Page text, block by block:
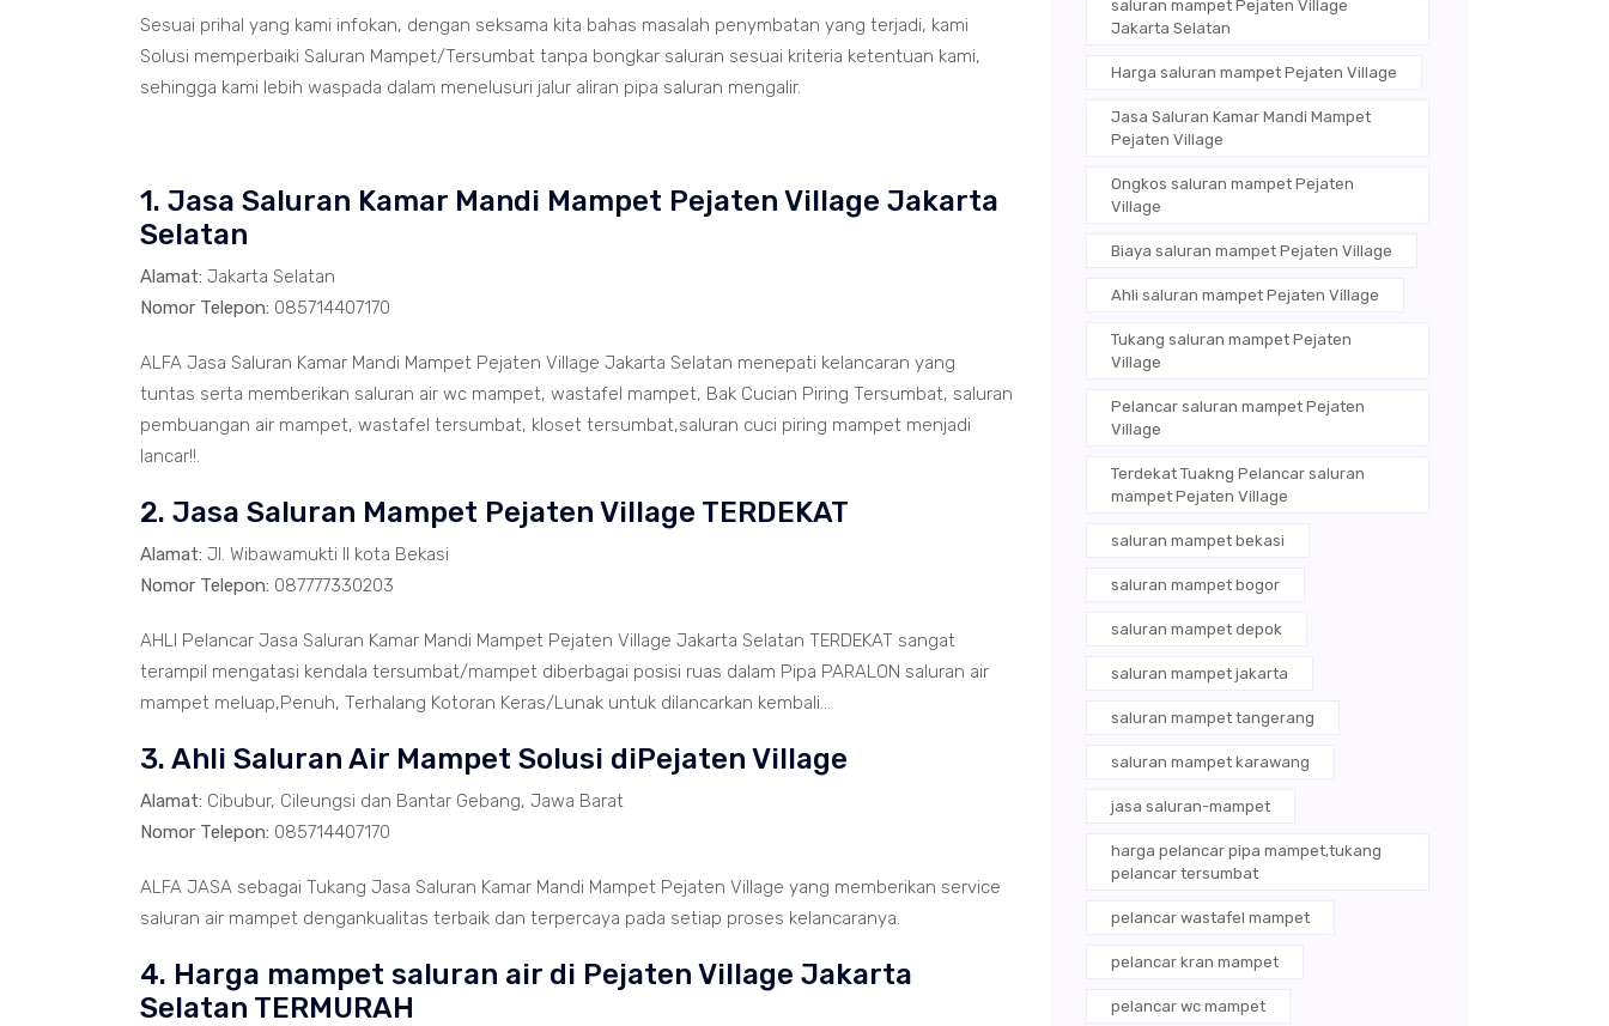
Sesuai prihal yang kami infokan, dengan seksama kita bahas masalah penymbatan yang terjadi, kami
Solusi memperbaiki Saluran Mampet/Tersumbat tanpa bongkar saluran sesuai kriteria ketentuan kami,
sehingga kami lebih waspada dalam menelusuri jalur aliran pipa saluran mengalir.
1. Jasa Saluran Kamar Mandi Mampet Pejaten Village Jakarta
Selatan
Alamat: Jakarta Selatan
Nomor Telepon: 085714407170
ALFA Jasa Saluran Kamar Mandi Mampet Pejaten Village Jakarta Selatan menepati kelancaran yang
tuntas serta memberikan saluran air wc mampet, wastafel mampet, Bak Cucian Piring Tersumbat, saluran
pembuangan air mampet, wastafel tersumbat, kloset tersumbat,saluran cuci piring mampet menjadi
lancar!!.
2. Jasa Saluran Mampet Pejaten Village TERDEKAT
Alamat: Jl. Wibawamukti II kota Bekasi
Nomor Telepon: 087777330203
AHLI Pelancar Jasa Saluran Kamar Mandi Mampet Pejaten Village Jakarta Selatan TERDEKAT sangat
terampil mengatasi kendala tersumbat/mampet diberbagai posisi ruas dalam Pipa PARALON saluran air
mampet meluap,Penuh, Terhalang Kotoran Keras/Lunak untuk dilancarkan kembali...
3. Ahli Saluran Air Mampet Solusi diPejaten Village
Alamat: Cibubur, Cileungsi dan Bantar Gebang, Jawa Barat
Nomor Telepon: 085714407170
ALFA JASA sebagai Tukang Jasa Saluran Kamar Mandi Mampet Pejaten Village yang memberikan service
saluran air mampet dengankualitas terbaik dan terpercaya pada setiap proses kelancaranya.
4. Harga mampet saluran air di Pejaten Village Jakarta
Selatan TERMURAH
saluran mampet Pejaten Village
Jakarta Selatan
Harga saluran mampet Pejaten Village
Jasa Saluran Kamar Mandi Mampet
Pejaten Village
Ongkos saluran mampet Pejaten
Village
Biaya saluran mampet Pejaten Village
Ahli saluran mampet Pejaten Village
Tukang saluran mampet Pejaten
Village
Pelancar saluran mampet Pejaten
Village
Terdekat Tuakng Pelancar saluran
mampet Pejaten Village
saluran mampet bekasi
saluran mampet bogor
saluran mampet depok
saluran mampet jakarta
saluran mampet tangerang
saluran mampet karawang
jasa saluran-mampet
harga pelancar pipa mampet,tukang
pelancar tersumbat
pelancar wastafel mampet
pelancar kran mampet
pelancar wc mampet